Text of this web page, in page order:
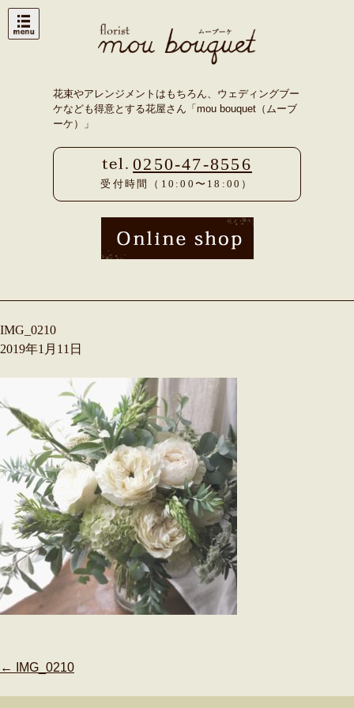
Skip
花束やアレンジメントはもちろん、ウェディングブー
ケなども得意とする花屋さん「mou bouquet（ムーブ
ーケ）」
0250-47-8556
受付時間（10:00〜18:00）
IMG_0210
2019年1月11日
Post
← IMG_0210